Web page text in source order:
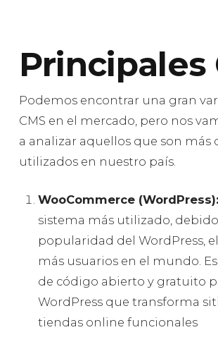
Principales
Podemos encontrar una gran
CMS en el mercado, pero nos
a analizar aquellos que son más
utilizados en nuestro país.
WooCommerce (WordPress):
sistema más utilizado, debido
popularidad del WordPress,
más usuarios en el mundo.
de código abierto y gratuito
WordPress que transforma
tiendas online funcionales